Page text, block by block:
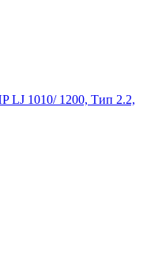
LJ 1010/ 1200, Тип 2.2,